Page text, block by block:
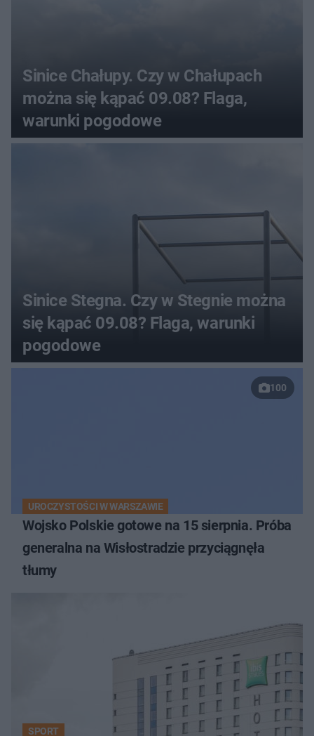
Sinice Chałupy. Czy w Chałupach
można się kąpać 09.08? Flaga,
warunki pogodowe
Sinice Stegna. Czy w Stegnie można
się kąpać 09.08? Flaga, warunki
pogodowe
100
UROCZYSTOŚCI W WARSZAWIE
Wojsko Polskie gotowe na 15 sierpnia. Próba
generalna na Wisłostradzie przyciągnęła
tłumy
SPORT